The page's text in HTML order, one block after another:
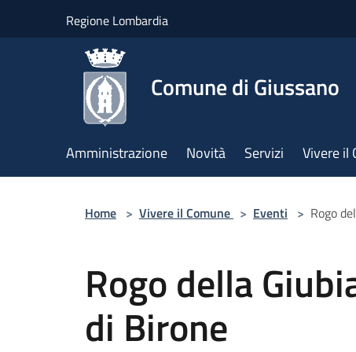
Regione Lombardia
Comune di Giussano
Amministrazione Novità Servizi Vivere il
Home > Vivere il Comune > Eventi > Rogo
Rogo della
di Birone